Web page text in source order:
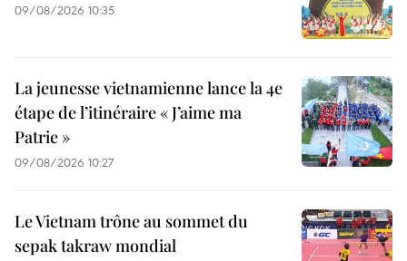
09/08/2026 10:35
La jeunesse vietnamienne lance la 4e
étape de l’itinéraire « J’aime ma
Patrie »
09/08/2026 10:27
Le Vietnam trône au sommet du
sepak takraw mondial